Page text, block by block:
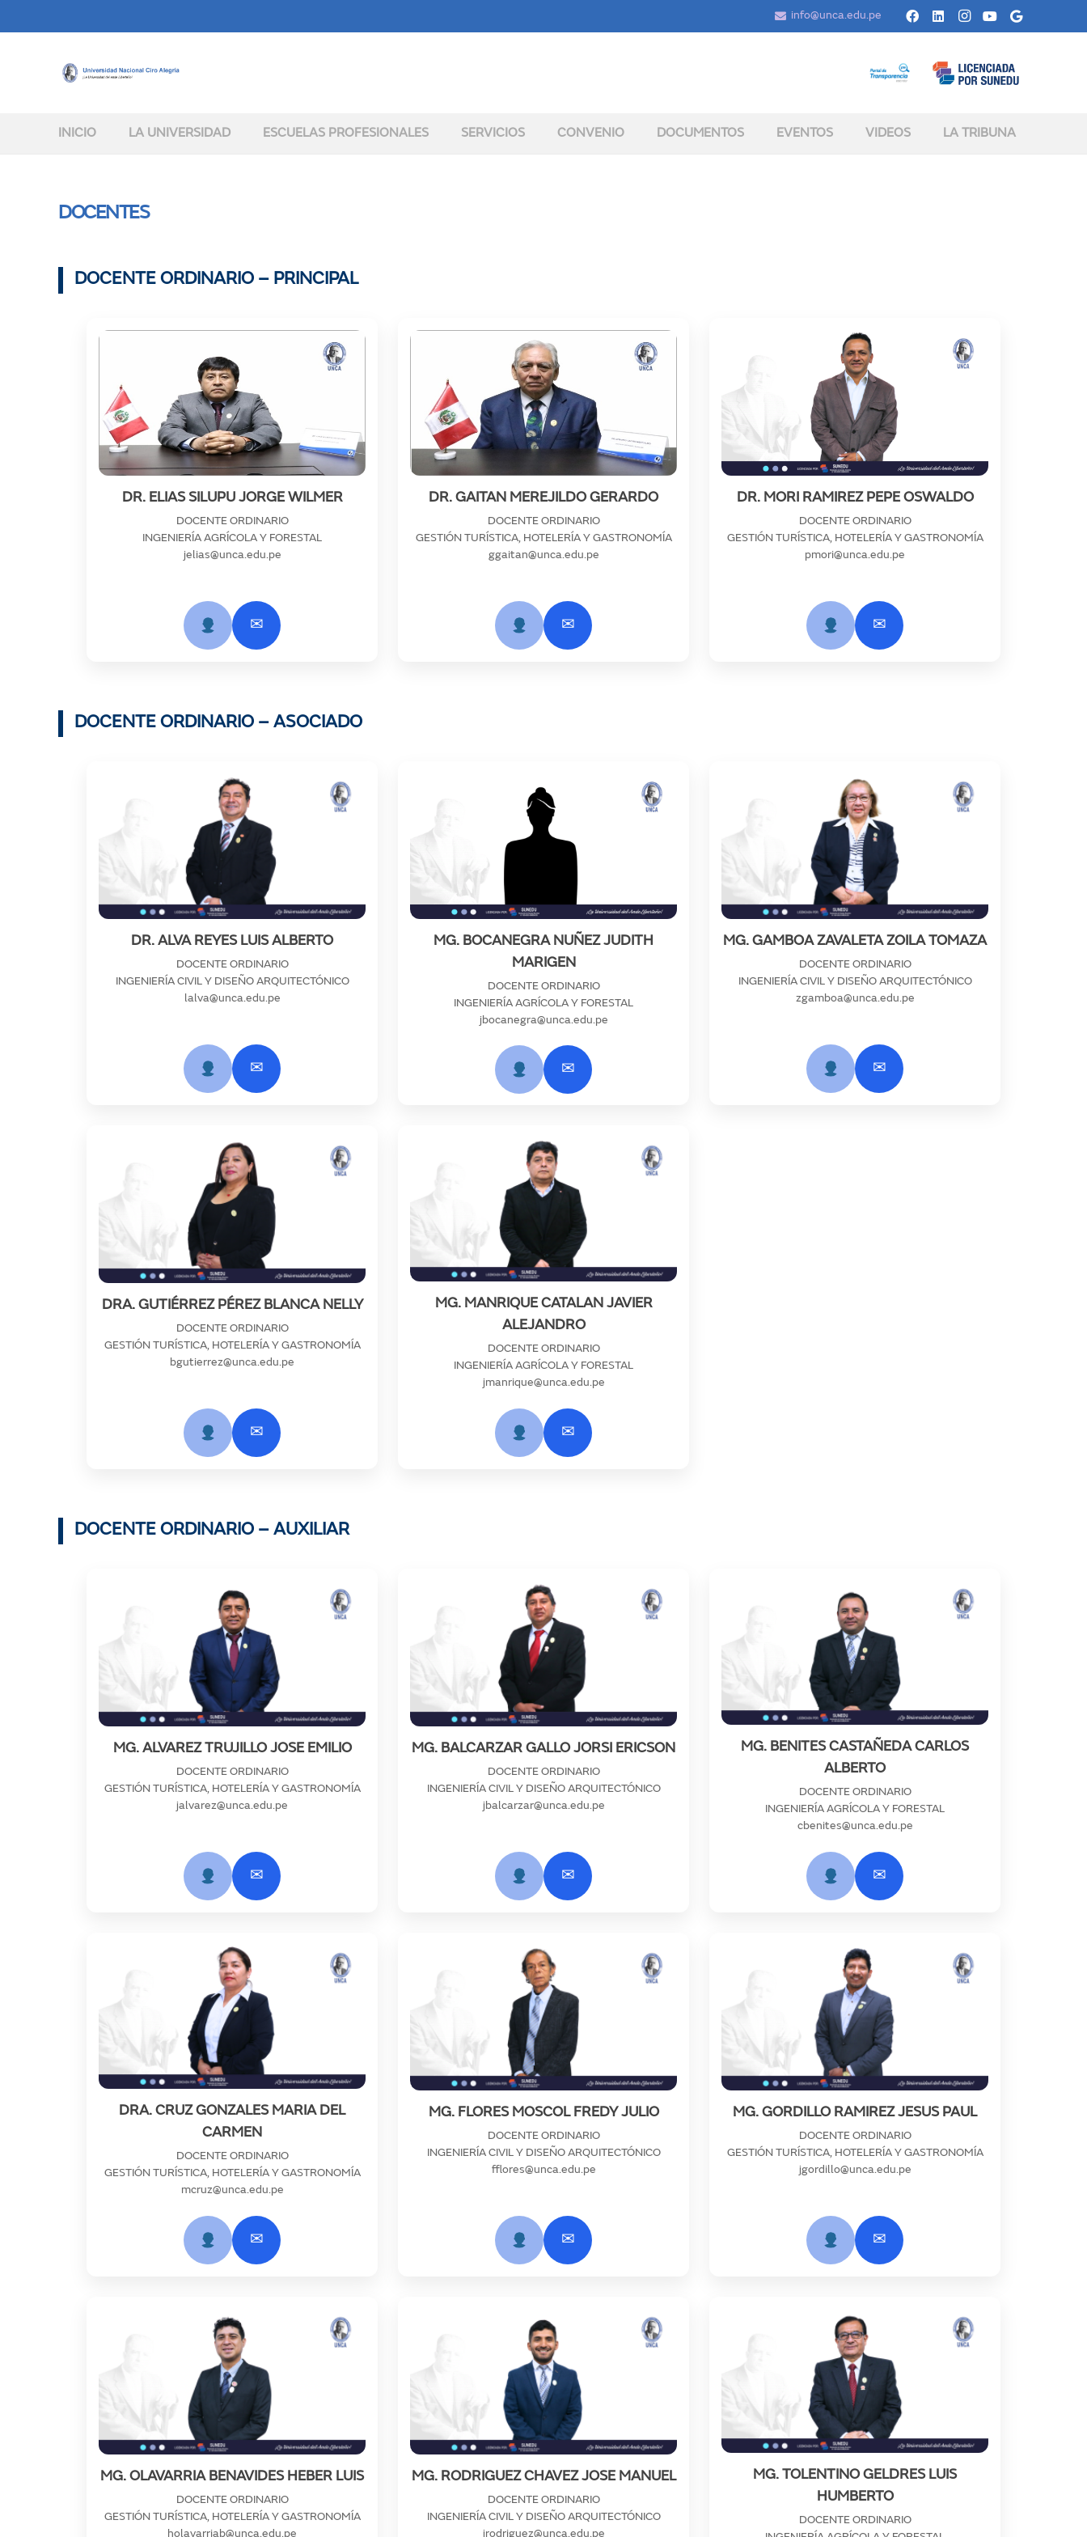
info@unca.edu.pe
INICIO LA UNIVERSIDAD ESCUELAS PROFESIONALES SERVICIOS CONVENIO DOCUMENTOS EVENTOS VIDEOS LA TRIBUNA
DOCENTES
DOCENTE ORDINARIO – PRINCIPAL
DR. ELIAS SILUPU JORGE WILMER
DOCENTE ORDINARIO
INGENIERÍA AGRÍCOLA Y FORESTAL
jelias@unca.edu.pe
✉
DR. GAITAN MEREJILDO GERARDO
DOCENTE ORDINARIO
GESTIÓN TURÍSTICA, HOTELERÍA Y GASTRONOMÍA
ggaitan@unca.edu.pe
✉
DR. MORI RAMIREZ PEPE OSWALDO
DOCENTE ORDINARIO
GESTIÓN TURÍSTICA, HOTELERÍA Y GASTRONOMÍA
pmori@unca.edu.pe
✉
DOCENTE ORDINARIO – ASOCIADO
DR. ALVA REYES LUIS ALBERTO
DOCENTE ORDINARIO
INGENIERÍA CIVIL Y DISEÑO ARQUITECTÓNICO
lalva@unca.edu.pe
✉
MG. BOCANEGRA NUÑEZ JUDITH
MARIGEN
DOCENTE ORDINARIO
INGENIERÍA AGRÍCOLA Y FORESTAL
jbocanegra@unca.edu.pe
✉
MG. GAMBOA ZAVALETA ZOILA TOMAZA
DOCENTE ORDINARIO
INGENIERÍA CIVIL Y DISEÑO ARQUITECTÓNICO
zgamboa@unca.edu.pe
✉
DRA. GUTIÉRREZ PÉREZ BLANCA NELLY
DOCENTE ORDINARIO
GESTIÓN TURÍSTICA, HOTELERÍA Y GASTRONOMÍA
bgutierrez@unca.edu.pe
✉
MG. MANRIQUE CATALAN JAVIER
ALEJANDRO
DOCENTE ORDINARIO
INGENIERÍA AGRÍCOLA Y FORESTAL
jmanrique@unca.edu.pe
✉
DOCENTE ORDINARIO – AUXILIAR
MG. ALVAREZ TRUJILLO JOSE EMILIO
DOCENTE ORDINARIO
GESTIÓN TURÍSTICA, HOTELERÍA Y GASTRONOMÍA
jalvarez@unca.edu.pe
✉
MG. BALCARZAR GALLO JORSI ERICSON
DOCENTE ORDINARIO
INGENIERÍA CIVIL Y DISEÑO ARQUITECTÓNICO
jbalcarzar@unca.edu.pe
✉
MG. BENITES CASTAÑEDA CARLOS
ALBERTO
DOCENTE ORDINARIO
INGENIERÍA AGRÍCOLA Y FORESTAL
cbenites@unca.edu.pe
✉
DRA. CRUZ GONZALES MARIA DEL
CARMEN
DOCENTE ORDINARIO
GESTIÓN TURÍSTICA, HOTELERÍA Y GASTRONOMÍA
mcruz@unca.edu.pe
✉
MG. FLORES MOSCOL FREDY JULIO
DOCENTE ORDINARIO
INGENIERÍA CIVIL Y DISEÑO ARQUITECTÓNICO
fflores@unca.edu.pe
✉
MG. GORDILLO RAMIREZ JESUS PAUL
DOCENTE ORDINARIO
GESTIÓN TURÍSTICA, HOTELERÍA Y GASTRONOMÍA
jgordillo@unca.edu.pe
✉
MG. OLAVARRIA BENAVIDES HEBER LUIS
DOCENTE ORDINARIO
GESTIÓN TURÍSTICA, HOTELERÍA Y GASTRONOMÍA
holavarriab@unca.edu.pe
MG. RODRIGUEZ CHAVEZ JOSE MANUEL
DOCENTE ORDINARIO
INGENIERÍA CIVIL Y DISEÑO ARQUITECTÓNICO
jrodriguez@unca.edu.pe
MG. TOLENTINO GELDRES LUIS
HUMBERTO
DOCENTE ORDINARIO